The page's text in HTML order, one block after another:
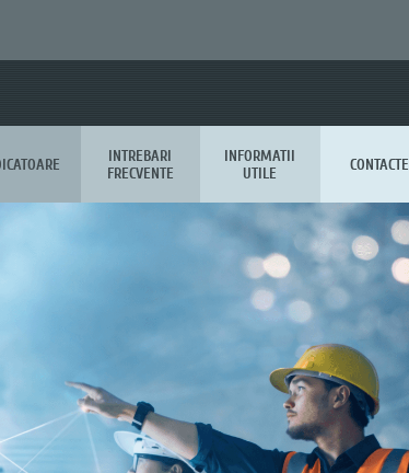
INTREBARI
FRECVENTE
INFORMATII
UTILE
CONTACTE